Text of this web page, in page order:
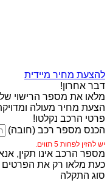
להצעת מחיר מיידית
דבר אחרון!
מלאו את מספר הרישוי
הצעת מחיר מעולה
פרטי הרכב נקלטו!
הכנס מספר רכב (חובה)
יש להזין לפחות 5 תווים.
מספר הרכב אינו תקין,
כעת מלאו רק את הפרטים
סוג התקלה